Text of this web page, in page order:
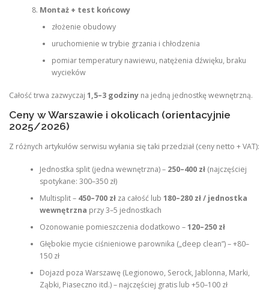
Montaż + test końcowy
złożenie obudowy
uruchomienie w trybie grzania i chłodzenia
pomiar temperatury nawiewu, natężenia dźwięku, braku
wycieków
Całość trwa zazwyczaj 1,5–3 godziny na jedną jednostkę wewnętrzną.
Ceny w Warszawie i okolicach (orientacyjnie
2025/2026)
Z różnych artykułów serwisu wyłania się taki przedział (ceny netto + VAT):
Jednostka split (jedna wewnętrzna) – 250–400 zł(najczęściej
spotykane: 300–350 zł)
Multisplit – 450–700 złza całość lub 180–280 zł / jednostka
wewnętrzna przy 3–5 jednostkach
Ozonowanie pomieszczenia dodatkowo –120–250 zł
Głębokie mycie ciśnieniowe parownika („deep clean”) – +80–
150 zł
Dojazd poza Warszawę (Legionowo, Serock, Jablonna, Marki,
Ząbki, Piaseczno itd.) – najczęściej gratis lub +50–100 zł